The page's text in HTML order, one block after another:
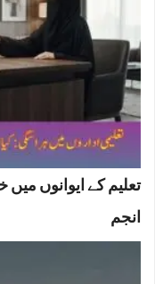
تعلیم کے ایوانوں
انجم